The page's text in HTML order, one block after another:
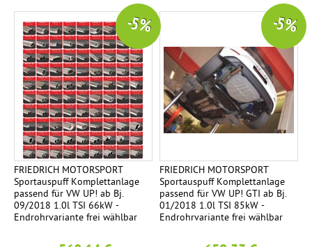
FRIEDRICH MOTORSPORT
Sportauspuff Komplettanlage
passend für VW UP! ab Bj.
09/2018 1.0l TSI 66kW -
Endrohrvariante frei wählbar
-5 %
FRIEDRICH MOTORSPORT
Sportauspuff Komplettanlage
passend für VW UP! GTI ab Bj.
01/2018 1.0l TSI 85kW -
Endrohrvariante frei wählbar
-5 %